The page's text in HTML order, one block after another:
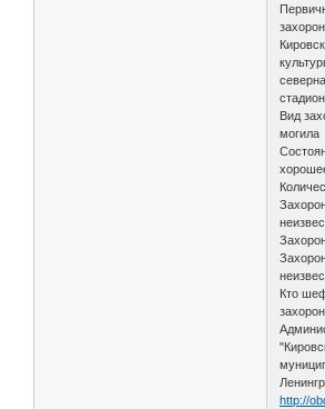
Вид
могила
Кто
http://